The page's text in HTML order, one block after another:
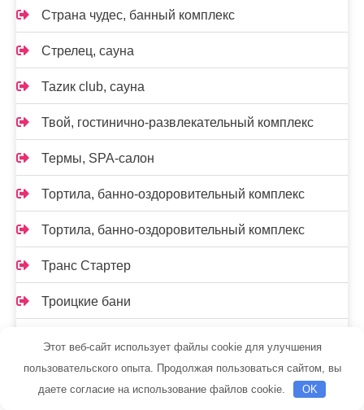
Страна чудес, банный комплекс
Стрелец, сауна
Таzик club, сауна
Твой, гостинично-развлекательный комплекс
Термы, SPA-салон
Тортила, банно-оздоровительный комплекс
Тортила, банно-оздоровительный комплекс
Транс Стартер
Троицкие бани
У танка, сауна
Этот веб-сайт использует файлы cookie для улучшения
пользовательского опыта. Продолжая пользоваться сайтом, вы
даете согласие на использование файлов cookie.
OK